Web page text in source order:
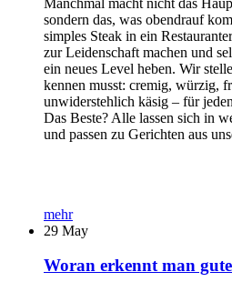
sondern das, was obendrauf
simples Steak in ein
zur Leidenschaft machen und
ein neues Level heben. Wir
kennen musst: cremig, würzig,
unwiderstehlich käsig – für
Das Beste? Alle lassen sich in
und passen zu Gerichten aus
mehr
29 May
Woran erkennt man